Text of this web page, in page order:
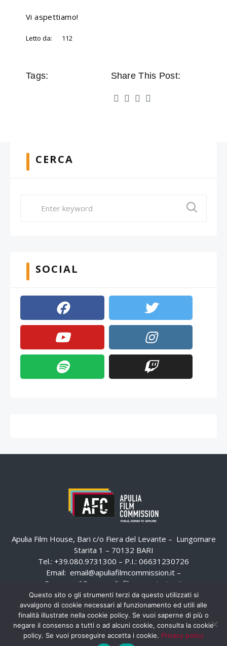
Vi aspettiamo!
Letto da: 112
Tags: Share This Post:
CERCA
SOCIAL
Apulia Film House, Bari c/o Fiera del Levante – Lungomare
Starita 1 – 70132 BARI
Tel.: +39.080.9731300 – P.I.: 06631230726
Email: email@apuliafilmcommission.it –
Pec:
email@pec.apuliafilmcommission.it
Questo sito o gli strumenti terzi da questo utilizzati si
avvalgono di cookie necessari al funzionamento ed utili alle
finalità illustrate nella cookie policy. Se vuoi saperne di più o
negare il consenso a tutti o ad alcuni cookie, consulta la cookie
policy. Se vuoi proseguire accetta i cookie. Privacy policy